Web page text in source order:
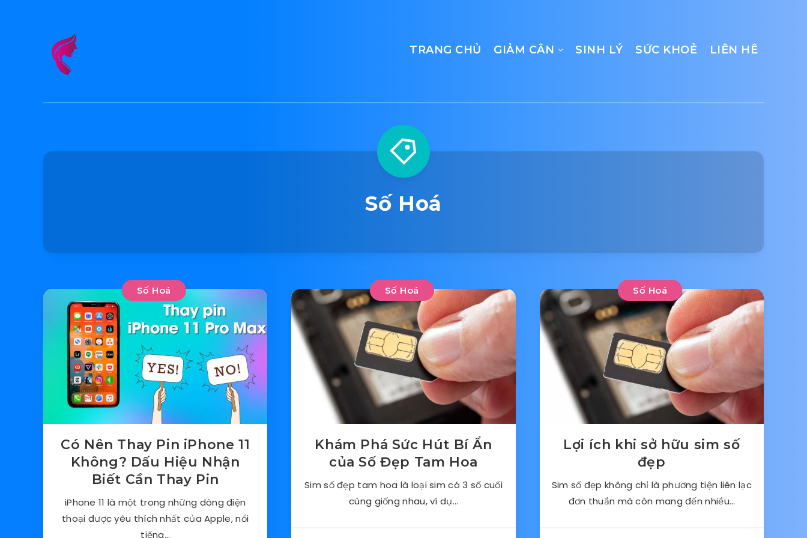
TRANG CHỦ GIẢM CÂN SINH LÝ SỨC KHOẺ LIÊN HÊ
Số Hoá
Số Hoá
Có Nên Thay Pin iPhone 11
Không? Dấu Hiệu Nhận
Biết Cần Thay Pin
iPhone 11 là một trong những dòng điện
thoại được yêu thích nhất của Apple, nổi
tiếng…
Số Hoá
Khám Phá Sức Hút Bí Ẩn
của Số Đẹp Tam Hoa
Sim số đẹp tam hoa là loại sim có 3 số cuối
cùng giống nhau, ví dụ…
Số Hoá
Lợi ích khi sở hữu sim số
đẹp
Sim số đẹp không chỉ là phương tiện liên lạc
đơn thuần mà còn mang đến nhiều…